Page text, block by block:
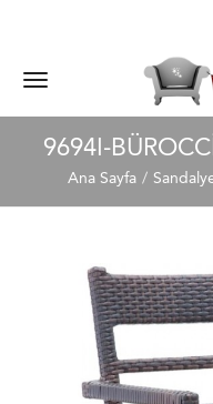
9694I-
Ana Sayfa